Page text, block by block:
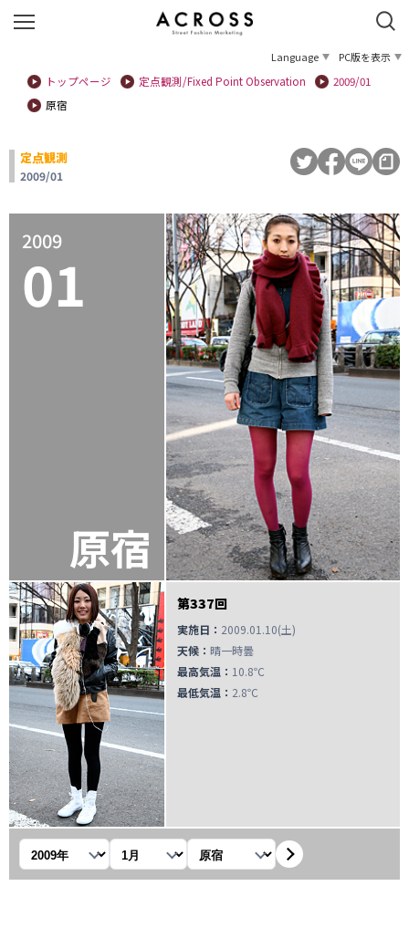
Language
PC版を表示
トップページ
定点観測/Fixed Point Observation
2009/01
原宿
定点観測
2009/01
2009
01
原宿
第337回
実施日： 2009.01.10(土)
天候： 晴一時曇
最高気温： 10.8℃
最低気温： 2.8℃
年を選択 月を選択 観測地を選択